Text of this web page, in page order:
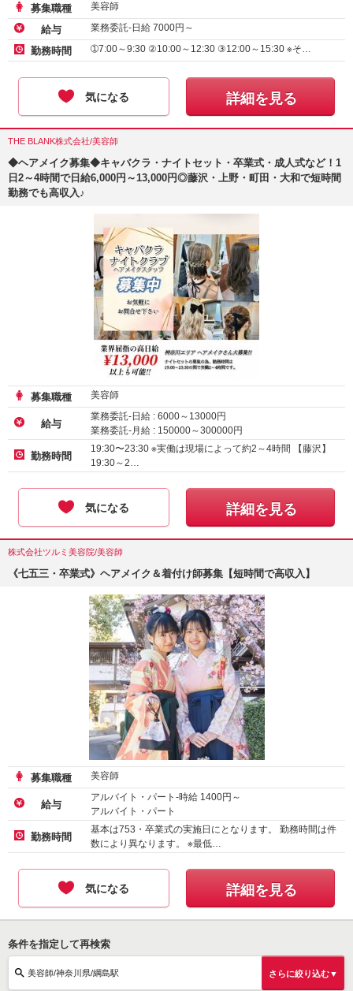
募集職種 美容師
給与 業務委託-日給 7000円～
勤務時間 ➀7:00～9:30 ②10:00～12:30 ③12:00～15:30 ※そ…
気になる 詳細を見る
THE BLANK株式会社/美容師
◆ヘアメイク募集◆キャバクラ・ナイトセット・卒業式・成人式など！1
日2～4時間で日給6,000円～13,000円◎藤沢・上野・町田・大和で短時間
勤務でも高収入♪
募集職種 美容師
給与
業務委託-日給 : 6000～ 13000円
業務委託-月給 : 150000～300000円
業務委託-時給 :2000～3000円
勤務時間
19:30〜23:30 ※実働は現場によって約2～4時間 【藤沢】
19:30～2…
気になる 詳細を見る
株式会社ツルミ美容院/美容師
《七五三・卒業式》ヘアメイク＆着付け師募集【短時間で高収入】
募集職種 美容師
給与
アルバイト・パート-時給 1400円～
アルバイト・パート
勤務時間
基本は753・卒業式の実施日にとなります。 勤務時間は件
数により異なります。 ※最低…
気になる 詳細を見る
条件を指定して再検索
美容師/神奈川県/綱島駅 さらに絞り込む▼